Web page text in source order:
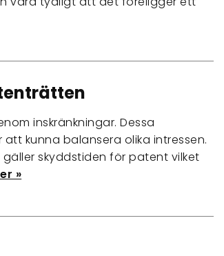
inskränkningar. Dessa
kunna balansera olika intressen.
skyddstiden för patent vilket
»